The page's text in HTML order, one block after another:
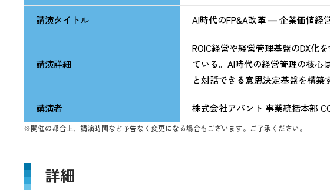
講演タイトル AI時代のFP&A改革 ― 企業価値経
講演詳細
ROIC経営や経営管理基盤のDX化
ている。AI時代の経営管理の核心
と対話できる意思決定基盤を構築
講演者 株式会社アバント 事業統括本部
※開催の都合上、講演時間など予告なく変更になる場合もございます。ご了承ください。
詳細